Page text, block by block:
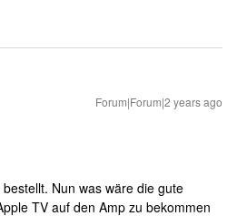
Forum|Forum|2 years ago
Nun was wäre die gute
TV auf den Amp zu bekommen